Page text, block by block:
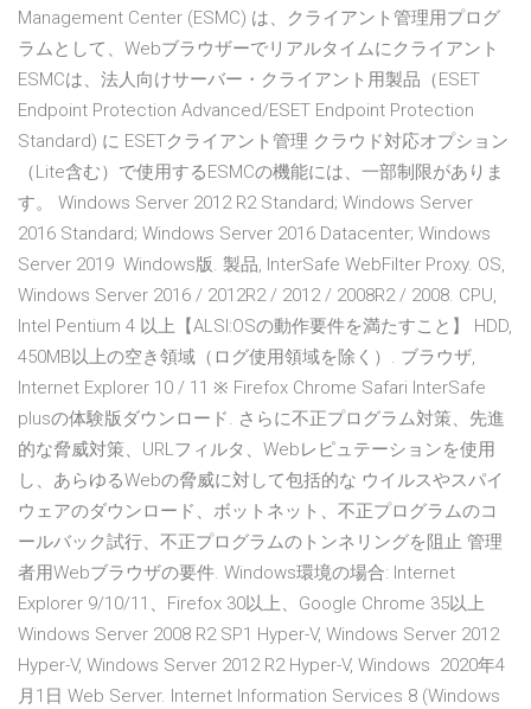
Management Center (ESMC) は、クライアント管理用プログ
ラムとして、Webブラウザーでリアルタイムにクライアント
ESMCは、法人向けサーバー・クライアント用製品（ESET
Endpoint Protection Advanced/ESET Endpoint Protection
Standard) に ESETクライアント管理 クラウド対応オプション
（Lite含む）で使用するESMCの機能には、一部制限がありま
す。 Windows Server 2012 R2 Standard; Windows Server
2016 Standard; Windows Server 2016 Datacenter; Windows
Server 2019 Windows版. 製品, InterSafe WebFilter Proxy. OS,
Windows Server 2016 / 2012R2 / 2012 / 2008R2 / 2008. CPU,
Intel Pentium 4 以上【ALSI:OSの動作要件を満たすこと】 HDD,
450MB以上の空き領域（ログ使用領域を除く）. ブラウザ,
Internet Explorer 10 / 11 ※ Firefox Chrome Safari InterSafe
plusの体験版ダウンロード. さらに不正プログラム対策、先進
的な脅威対策、URLフィルタ、Webレピュテーションを使用
し、あらゆるWebの脅威に対して包括的な ウイルスやスパイ
ウェアのダウンロード、ボットネット、不正プログラムのコ
ールバック試行、不正プログラムのトンネリングを阻止 管理
者用Webブラウザの要件. Windows環境の場合: Internet
Explorer 9/10/11、Firefox 30以上、Google Chrome 35以上
Windows Server 2008 R2 SP1 Hyper-V, Windows Server 2012
Hyper-V, Windows Server 2012 R2 Hyper-V, Windows 2020年4
月1日 Web Server. Internet Information Services 8 (Windows